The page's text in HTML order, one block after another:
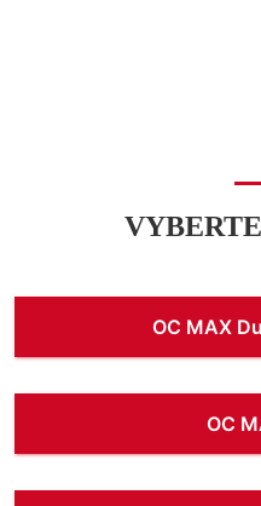
OC MAX
OC